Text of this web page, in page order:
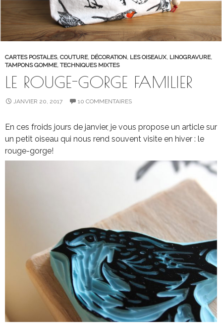
CARTES POSTALES, COUTURE, DÉCORATION, LES OISEAUX, LINOGRAVURE,
TAMPONS GOMME, TECHNIQUES MIXTES
LE ROUGE-GORGE FAMILIER
JANVIER 20, 2017 10 COMMENTAIRES
En ces froids jours de janvier, je vous propose un article sur
un petit oiseau qui nous rend souvent visite en hiver : le
rouge-gorge!